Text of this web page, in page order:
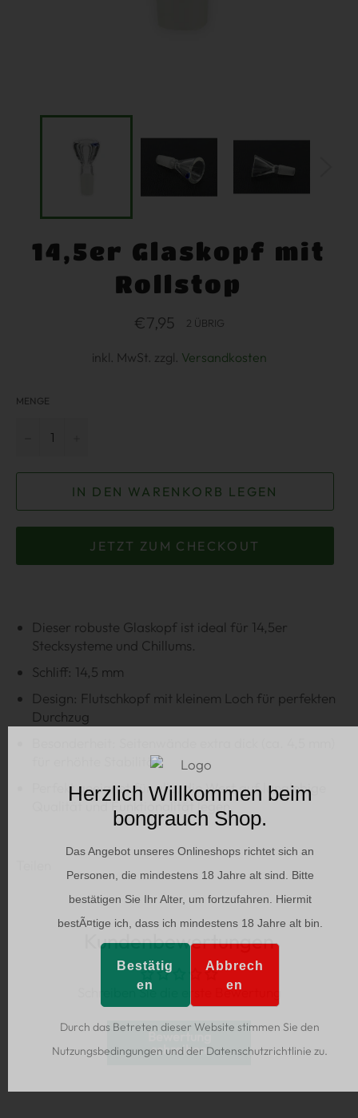
14,5er Glaskopf mit
Rollstop
Normaler
Preis
€7,95 2 ÜBRIG
inkl. MwSt. zzgl. Versandkosten
MENGE
IN DEN WARENKORB LEGEN
JETZT ZUM CHECKOUT
Dieser robuste Glaskopf ist ideal für 14,5er
Stecksysteme und Chillums.
Schliff: 14,5 mm
Design: Flutschkopf mit kleinem Loch für perfekten
Durchzug
für erhöhte Stabilität
Perfekt geeignet für alle, die Wert auf langlebige
Qualität und Funktionalität legen.
Kundenbewertungen
Schreiben Sie die erste Bewertung
Bewertung
schreiben
Herzlich Willkommen beim
bongrauch Shop.
Das Angebot unseres Onlineshops richtet sich an
Personen, die mindestens 18 Jahre alt sind. Bitte
bestätigen Sie Ihr Alter, um fortzufahren. Hiermit
bestÃ¤tige ich, dass ich mindestens 18 Jahre alt bin.
Bestätig
en
Abbrech
en
Durch das Betreten dieser Website stimmen Sie den
Nutzungsbedingungen und der Datenschutzrichtlinie zu.